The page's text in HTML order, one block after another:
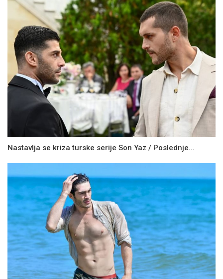
Nastavlja se kriza turske serije Son Yaz / Poslednje...